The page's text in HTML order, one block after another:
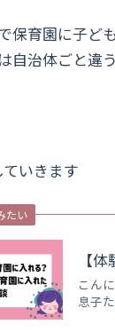
保育園に子ど
自治体ごと違
いきます
たい
【
こん
息子